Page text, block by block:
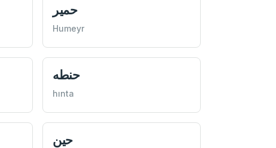
حمير
Humeyr
حنطه
hınta
حين